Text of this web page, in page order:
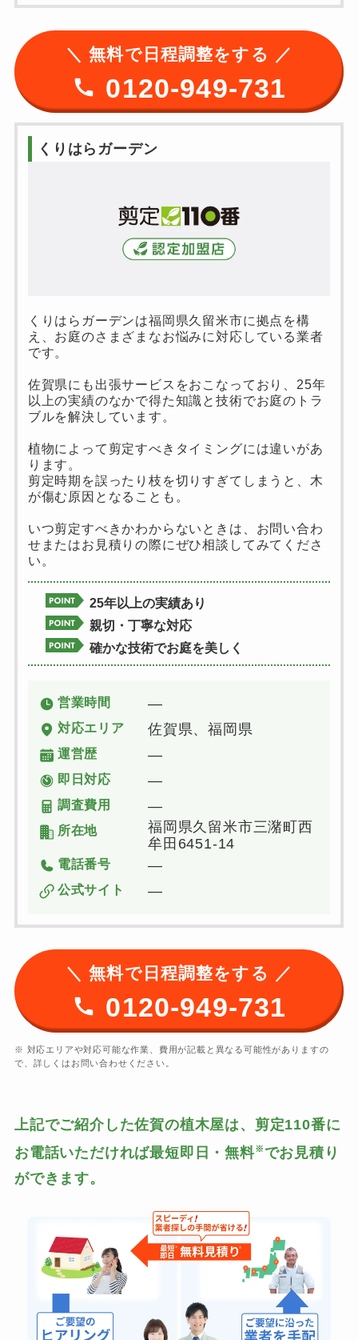
＼ 無料で日程調整をする ／
0120-949-731
くりはらガーデン
くりはらガーデンは福岡県久留米市に拠点を構
え、お庭のさまざまなお悩みに対応している業者
です。
佐賀県にも出張サービスをおこなっており、25年
以上の実績のなかで得た知識と技術でお庭のトラ
ブルを解決しています。
植物によって剪定すべきタイミングには違いがあ
ります。
剪定時期を誤ったり枝を切りすぎてしまうと、木
が傷む原因となることも。
いつ剪定すべきかわからないときは、お問い合わ
せまたはお見積りの際にぜひ相談してみてくださ
い。
25年以上の実績あり
親切・丁寧な対応
確かな技術でお庭を美しく
営業時間 ―
対応エリア 佐賀県、福岡県
運営歴 ―
即日対応 ―
調査費用 ―
所在地
福岡県久留米市三潴町西
牟田6451-14
電話番号 ―
公式サイト ―
＼ 無料で日程調整をする ／
0120-949-731
※ 対応エリアや対応可能な作業、費用が記載と異なる可能性がありますの
で、詳しくはお問い合わせください。
上記でご紹介した佐賀の植木屋は、剪定110番に
お電話いただければ最短即日・無料※ でお見積り
ができます。